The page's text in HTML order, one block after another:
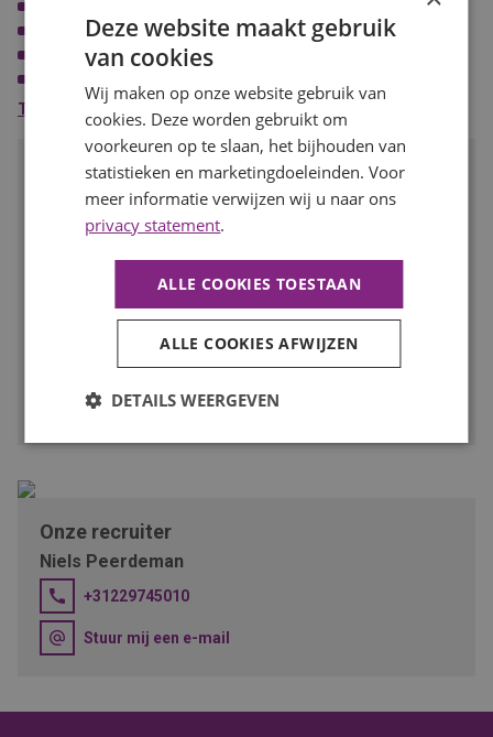
Goede secundaire voorwaarden;
Een dynamisch bedrijf in de landelijke westfriese omgeving;
Toon meer
Spreekt deze baan je aan?
Solliciteer dan snel op deze functie of deel de vacature met
iemand met deze talenten!
Onze recruiter
Niels Peerdeman
+31229745010
Stuur mij een e-mail
Deze website maakt gebruik
van cookies
Wij maken op onze website gebruik van
cookies. Deze worden gebruikt om
voorkeuren op te slaan, het bijhouden van
statistieken en marketingdoeleinden. Voor
meer informatie verwijzen wij u naar ons
privacy statement.
ALLE COOKIES TOESTAAN
ALLE COOKIES AFWIJZEN
DETAILS WEERGEVEN